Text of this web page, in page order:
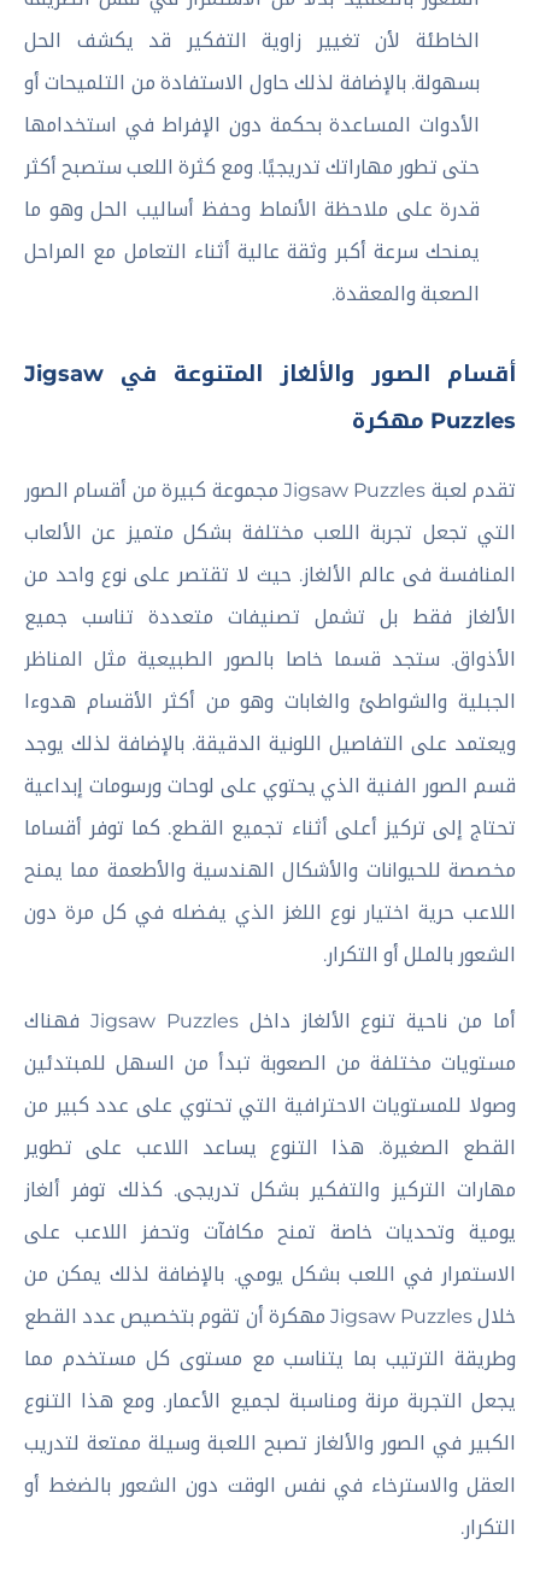
الخاطئة لأن تغيير زاوية التفكير قد يكشف الحل
بسهولة. بالإضافة لذلك حاول الاستفادة من التلميحات أو
الأدوات المساعدة بحكمة دون الإفراط في استخدامها
حتى تطور مهاراتك تدريجيًا. ومع كثرة اللعب ستصبح أكثر
قدرة على ملاحظة الأنماط وحفظ أساليب الحل وهو ما
يمنحك سرعة أكبر وثقة عالية أثناء التعامل مع المراحل
الصعبة والمعقدة.
أقسام الصور والألغاز المتنوعة في Jigsaw
Puzzles مهكرة
تقدم لعبة Jigsaw Puzzles مجموعة كبيرة من أقسام الصور
التي تجعل تجربة اللعب مختلفة بشكل متميز عن الألعاب
المنافسة فى عالم الألغاز. حيث لا تقتصر على نوع واحد من
الألغاز فقط بل تشمل تصنيفات متعددة تناسب جميع
الأذواق. ستجد قسما خاصا بالصور الطبيعية مثل المناظر
الجبلية والشواطئ والغابات وهو من أكثر الأقسام هدوءا
ويعتمد على التفاصيل اللونية الدقيقة. بالإضافة لذلك يوجد
قسم الصور الفنية الذي يحتوي على لوحات ورسومات إبداعية
تحتاج إلى تركيز أعلى أثناء تجميع القطع. كما توفر أقساما
مخصصة للحيوانات والأشكال الهندسية والأطعمة مما يمنح
اللاعب حرية اختيار نوع اللغز الذي يفضله في كل مرة دون
الشعور بالملل أو التكرار.
أما من ناحية تنوع الألغاز داخل Jigsaw Puzzles فهناك
مستويات مختلفة من الصعوبة تبدأ من السهل للمبتدئين
وصولا للمستويات الاحترافية التي تحتوي على عدد كبير من
القطع الصغيرة. هذا التنوع يساعد اللاعب على تطوير
مهارات التركيز والتفكير بشكل تدريجى. كذلك توفر ألغاز
يومية وتحديات خاصة تمنح مكافآت وتحفز اللاعب على
الاستمرار في اللعب بشكل يومي. بالإضافة لذلك يمكن من
خلال Jigsaw Puzzles مهكرة أن تقوم بتخصيص عدد القطع
وطريقة الترتيب بما يتناسب مع مستوى كل مستخدم مما
يجعل التجربة مرنة ومناسبة لجميع الأعمار. ومع هذا التنوع
الكبير في الصور والألغاز تصبح اللعبة وسيلة ممتعة لتدريب
العقل والاسترخاء في نفس الوقت دون الشعور بالضغط أو
التكرار.